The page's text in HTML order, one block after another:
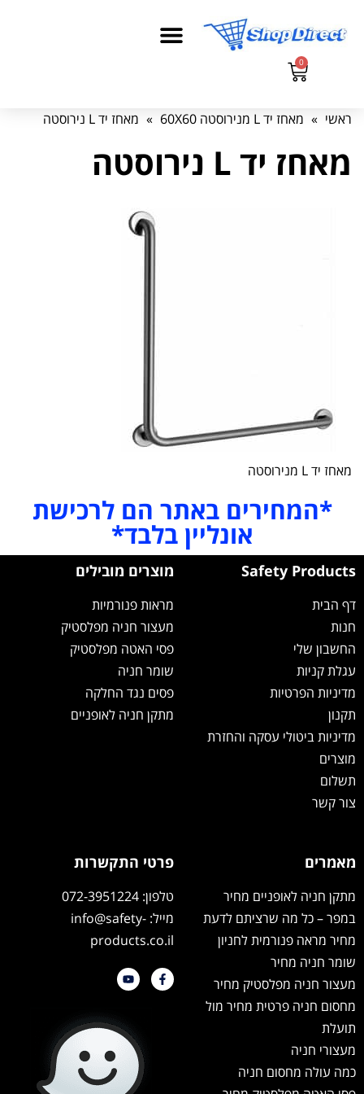
0
ראשי » מאחז יד L מנירוסטה 60X60 » מאחז יד L נירוסטה
מאחז יד L נירוסטה
מאחז יד L מנירוסטה
*המחירים באתר הם לרכישת
אונליין בלבד*
Safety Products
דף הבית
חנות
החשבון שלי
עגלת קניות
מדיניות הפרטיות
תקנון
מדיניות ביטולי עסקה והחזרת
מוצרים
תשלום
צור קשר
מוצרים מובילים
מראות פנורמיות
מעצור חניה מפלסטיק
פסי האטה מפלסטיק
שומר חניה
פסים נגד החלקה
מתקן חניה לאופניים
מאמרים
מתקן חניה לאופניים מחיר
במפר – כל מה שרציתם לדעת
מחיר מראה פנורמית לחניון
שומר חניה מחיר
מעצור חניה מפלסטיק מחיר
מחסום חניה פרטית מחיר מול
תועלת
מעצורי חניה
כמה עולה מחסום חניה
פרטי התקשרות
טלפון: 072-3951224
מייל: info@safety-
products.co.il